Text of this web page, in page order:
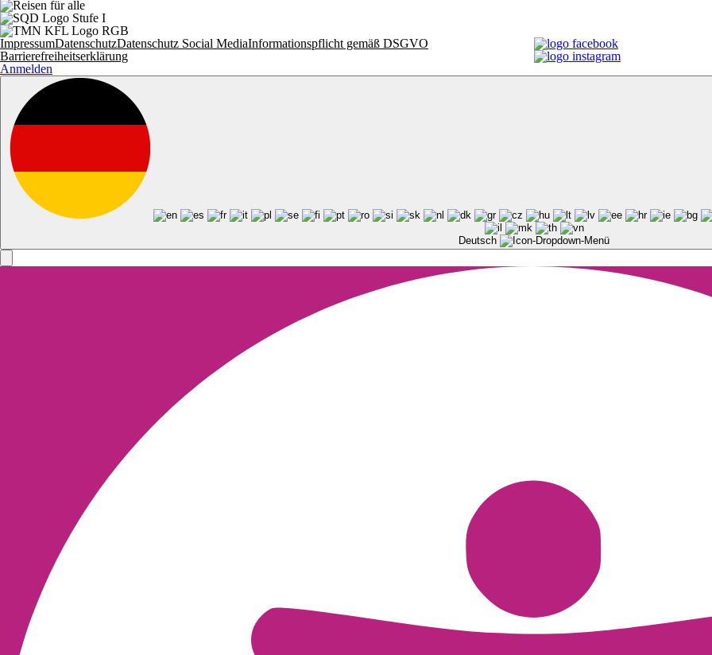
ImpressumDatenschutzDatenschutz Social MediaInformationspflicht gemäß DSGVO
Barrierefreiheitserklärung
Anmelden
Deutsch